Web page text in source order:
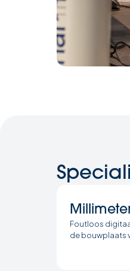
Foutloos
de bouwplaats